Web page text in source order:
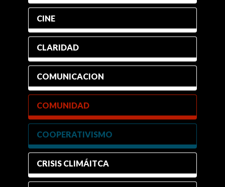
CINE
CLARIDAD
COMUNICACION
COMUNIDAD
COOPERATIVISMO
CRISIS CLIMÁITCA